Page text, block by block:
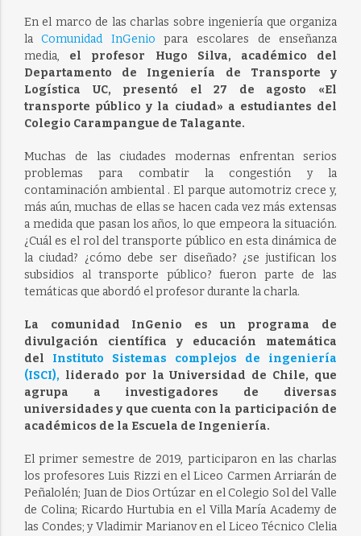
En el marco de las charlas sobre ingeniería que organiza
laComunidad InGenio para escolares de enseñanza
media, el profesor Hugo Silva, académico del
Departamento de Ingeniería de Transporte y
Logística UC, presentó el 27 de agosto «El
transporte público y la ciudad» a estudiantes del
Colegio Carampangue de Talagante.
Muchas de las ciudades modernas enfrentan serios
problemas para combatir la congestión y la
contaminación ambiental . El parque automotriz crece y,
más aún, muchas de ellas se hacen cada vez más extensas
a medida que pasan los años, lo que empeora la situación.
¿Cuál es el rol del transporte público en esta dinámica de
la ciudad? ¿cómo debe ser diseñado? ¿se justifican los
subsidios al transporte público? fueron parte de las
temáticas que abordó el profesor durante la charla.
La comunidad InGenio es un programa de
divulgación científica y educación matemática
del Instituto Sistemas complejos de ingeniería
(ISCI), liderado por la Universidad de Chile, que
agrupa a investigadores de diversas
universidades y que cuenta con la participación de
académicos de la Escuela de Ingeniería.
El primer semestre de 2019, participaron en las charlas
los profesores Luis Rizzi en el Liceo Carmen Arriarán de
Peñalolén; Juan de Dios Ortúzar en el Colegio Sol del Valle
de Colina; Ricardo Hurtubia en el Villa María Academy de
las Condes; y Vladimir Marianov en el Liceo Técnico Clelia